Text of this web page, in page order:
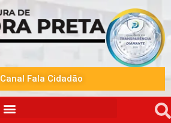
Canal Fala Cidadão